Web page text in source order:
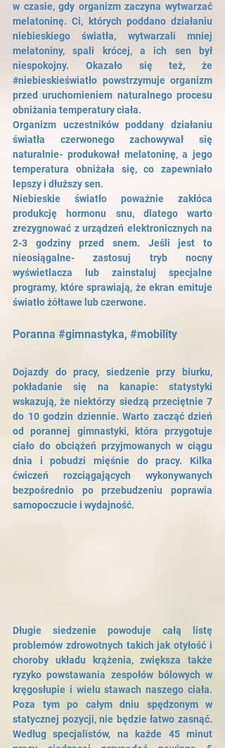
w czasie, gdy organizm zaczyna wytwarzać
melatoninę. Ci, których poddano działaniu
niebieskiego światła, wytwarzali mniej
melatoniny, spali krócej, a ich sen był
#niebieskieświatło powstrzymuje organizm
przed uruchomieniem naturalnego procesu
obniżania temperatury ciała.
Organizm uczestników poddany działaniu
światła czerwonego zachowywał się
naturalnie- produkował melatoninę, a jego
temperatura obniżała się, co zapewniało
lepszy i dłuższy sen.
Niebieskie światło poważnie zakłóca
produkcję hormonu snu, dlatego warto
zrezygnować z urządzeń elektronicznych na
2-3 godziny przed snem. Jeśli jest to
nieosiągalne- zastosuj tryb nocny
wyświetlacza lub zainstaluj specjalne
programy, które sprawiają, że ekran emituje
światło żółtawe lub czerwone.
Poranna #gimnastyka, #mobility
Dojazdy do pracy, siedzenie przy biurku,
pokładanie się na kanapie: statystyki
wskazują, że niektórzy siedzą przeciętnie 7
do 10 godzin dziennie. Warto zacząć dzień
od porannej gimnastyki, która przygotuje
ciało do obciążeń przyjmowanych w ciągu
dnia i pobudzi mięśnie do pracy. Kilka
ćwiczeń rozciągających wykonywanych
bezpośrednio po przebudzeniu poprawia
samopoczucie i wydajność.
Długie siedzenie powoduje całą listę
problemów zdrowotnych takich jak otyłość i
choroby układu krążenia, zwiększa także
ryzyko powstawania zespołów bólowych w
kręgosłupie i wielu stawach naszego ciała.
Poza tym po całym dniu spędzonym w
statycznej pozycji, nie będzie łatwo zasnąć.
Według specjalistów, na każde 45 minut